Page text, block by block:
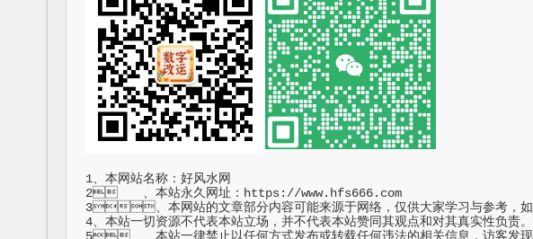
1、本网站名称：好风水网
2	、本站永久网址：https://www.hfs666.com
3、本网站的文章部分内容可能来源于网络，仅供大家学习与参考，如有侵权	，请联系站长进行删除
4、本站一切资源不代表本站立场，并不代表本站赞同其观点和对其真实性负责。